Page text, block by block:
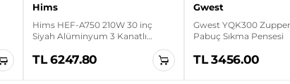
Hims
Hims HEF-A750 210W 30 inç
Siyah Alüminyum 3 Kanatlı
TL 6247.80
Gwest
Gwest YQK300
Pabuç Sıkma Pensesi
TL 3456.00